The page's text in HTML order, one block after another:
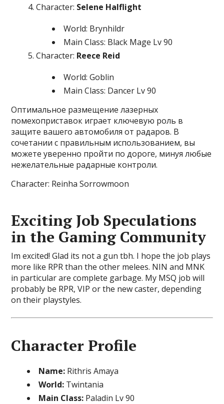
Character: Selene Halflight
World: Brynhildr
Main Class: Black Mage Lv 90
Character: Reece Reid
World: Goblin
Main Class: Dancer Lv 90
Оптимальное размещение лазерных
помехоприставок играет ключевую роль в
защите вашего автомобиля от радаров. В
сочетании с правильным использованием, вы
можете уверенно пройти по дороге, минуя любые
нежелательные радарные контроли.
Character: Reinha Sorrowmoon
Exciting Job Speculations
in the Gaming Community
Im excited! Glad its not a gun tbh. I hope the job plays
more like RPR than the other melees. NIN and MNK
in particular are complete garbage. My MSQ job will
probably be RPR, VIP or the new caster, depending
on their playstyles.
Character Profile
Name: Rithris Amaya
World: Twintania
Main Class: Paladin Lv 90